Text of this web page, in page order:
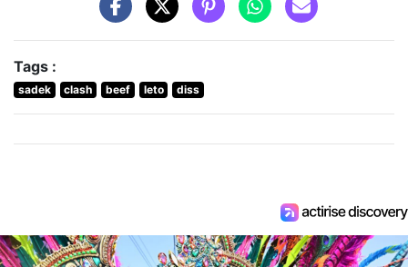
Tags :
sadek clash beef leto diss